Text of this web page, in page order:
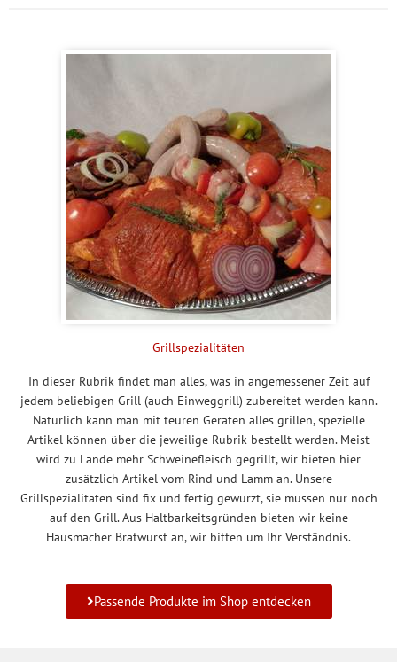
Grillspezialitäten
In dieser Rubrik findet man alles, was in angemessener Zeit auf
jedem beliebigen Grill (auch Einweggrill) zubereitet werden kann.
Natürlich kann man mit teuren Geräten alles grillen, spezielle
Artikel können über die jeweilige Rubrik bestellt werden. Meist
wird zu Lande mehr Schweinefleisch gegrillt, wir bieten hier
zusätzlich Artikel vom Rind und Lamm an. Unsere
Grillspezialitäten sind fix und fertig gewürzt, sie müssen nur noch
auf den Grill. Aus Haltbarkeitsgründen bieten wir keine
Hausmacher Bratwurst an, wir bitten um Ihr Verständnis.
Passende Produkte im Shop entdecken